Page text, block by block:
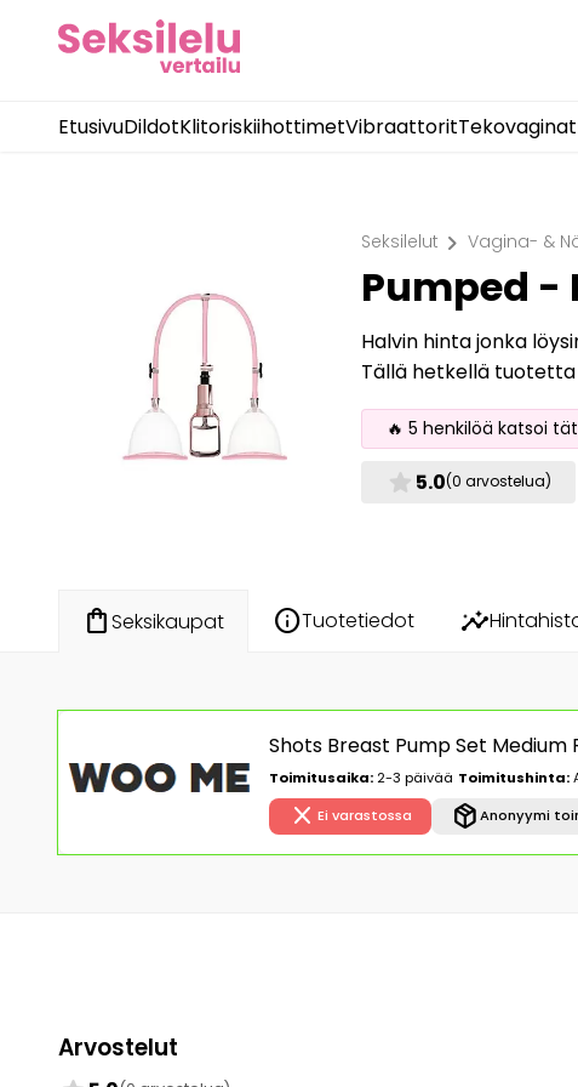
EtusivuDildotKlitoriskiihottimetVibraattoritTekovaginat
Seksilelut chevron_right Vagina- &
Pumped
Halvin hinta jonka
Tällä hetkellä tuotetta
🔥 5 henkilöä katsoi
star 5.0(0 arvostelua)
shopping_bagSeksikaupat infoTuotetiedot insights
Shots Breast Pump Set Medium
Toimitusaika: 2-3 päivää Toimitushinta:
close Ei varastossa package_2Anonyymi
Arvostelut